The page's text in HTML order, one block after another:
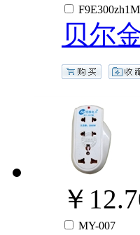
F9E300zh1M
贝尔
￥
MY-007